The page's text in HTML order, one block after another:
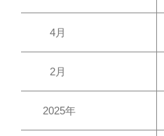
4月
2月
2025年